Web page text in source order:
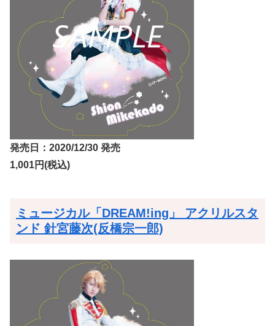
発売日：2020/12/30 発売
1,001円(税込)
ミュージカル「DREAM!ing」 アクリルスタ
ンド 針宮藤次(反橋宗一郎)